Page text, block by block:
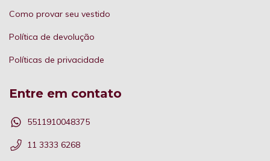
Como provar seu vestido
Política de devolução
Políticas de privacidade
Entre em contato
5511910048375
11 3333 6268